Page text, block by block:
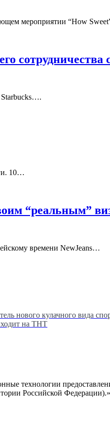
мероприятии “How
сотрудничества
Starbucks….
10…
“реальным”
времени NewJeans…
нового кулачного вида
на ТНТ
технологии
Российской Федерации).»